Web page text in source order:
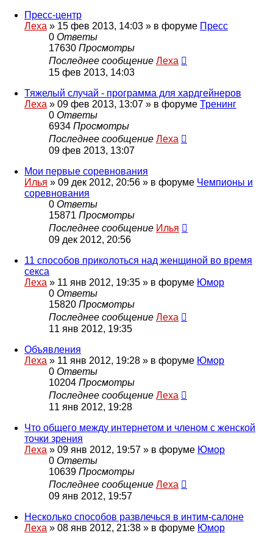
Пресс-центр
Леха » 15 фев 2013, 14:03 » в форуме Пресс
0 Ответы
17630 Просмотры
Последнее сообщение Леха
15 фев 2013, 14:03
Тяжелый случай - программа для хардгейнеров
Леха » 09 фев 2013, 13:07 » в форуме Тренинг
0 Ответы
6934 Просмотры
Последнее сообщение Леха
09 фев 2013, 13:07
Мои первые соревнования
Илья » 09 дек 2012, 20:56 » в форуме Чемпионы и
соревнования
0 Ответы
15871 Просмотры
Последнее сообщение Илья
09 дек 2012, 20:56
11 способов приколоться над женщиной во время
секса
Леха » 11 янв 2012, 19:35 » в форуме Юмор
0 Ответы
15820 Просмотры
Последнее сообщение Леха
11 янв 2012, 19:35
Объявления
Леха » 11 янв 2012, 19:28 » в форуме Юмор
0 Ответы
10204 Просмотры
Последнее сообщение Леха
11 янв 2012, 19:28
Что общего между интернетом и членом с женской
точки зрения
Леха » 09 янв 2012, 19:57 » в форуме Юмор
0 Ответы
10639 Просмотры
Последнее сообщение Леха
09 янв 2012, 19:57
Несколько способов развлечься в интим-салоне
Леха » 08 янв 2012, 21:38 » в форуме Юмор